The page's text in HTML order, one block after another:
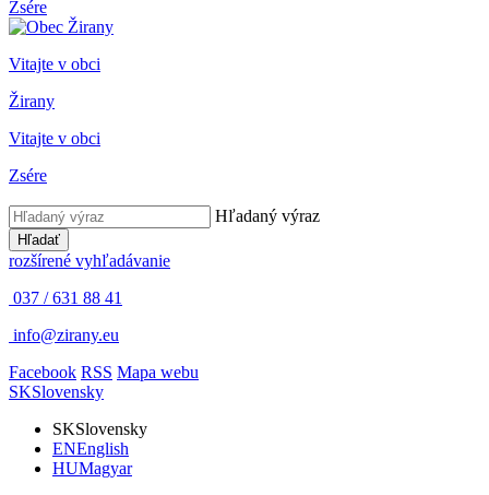
Zsére
Vitajte v obci
Žirany
Vitajte v obci
Zsére
Hľadaný výraz
Hľadať
rozšírené vyhľadávanie
037 / 631 88 41
info@zirany.eu
Facebook RSS Mapa webu
SKSlovensky
SKSlovensky
ENEnglish
HUMagyar